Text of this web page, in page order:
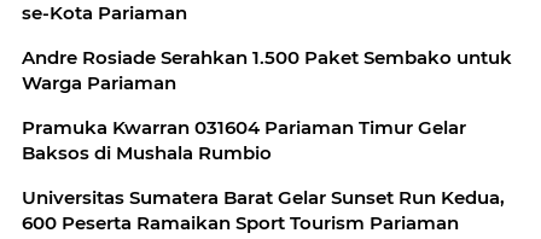
se-Kota Pariaman
Andre Rosiade Serahkan 1.500 Paket Sembako untuk
Warga Pariaman
Pramuka Kwarran 031604 Pariaman Timur Gelar
Baksos di Mushala Rumbio
Universitas Sumatera Barat Gelar Sunset Run Kedua,
600 Peserta Ramaikan Sport Tourism Pariaman